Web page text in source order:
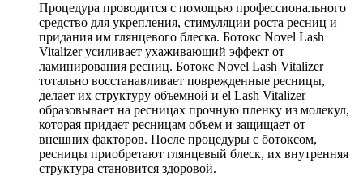
Процедура проводится с помощью профессионального
средство для укрепления, стимуляции роста ресниц и
придания им глянцевого блеска. Ботокс Novel Lash
Vitalizer усиливает ухаживающий эффект от
ламинирования ресниц. Ботокс Novel Lash Vitalizer
тотально восстанавливает поврежденные ресницы,
делает их структуру объемной и el Lash Vitalizer
образовывает на ресницах прочную пленку из молекул,
которая придает ресницам объем и защищает от
внешних факторов. После процедуры с ботоксом,
ресницы приобретают глянцевый блеск, их внутренняя
структура становится здоровой.